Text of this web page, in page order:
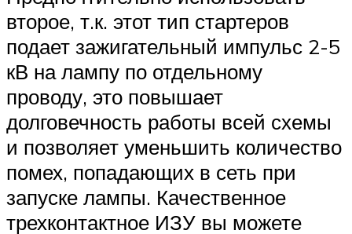
второе, т.к. этот тип стартеров
подает зажигательный импульс 2-5
кВ на лампу по отдельному
проводу, это повышает
долговечность работы всей схемы
и позволяет уменьшить количество
помех, попадающих в сеть при
запуске лампы. Качественное
трехконтактное ИЗУ вы можете